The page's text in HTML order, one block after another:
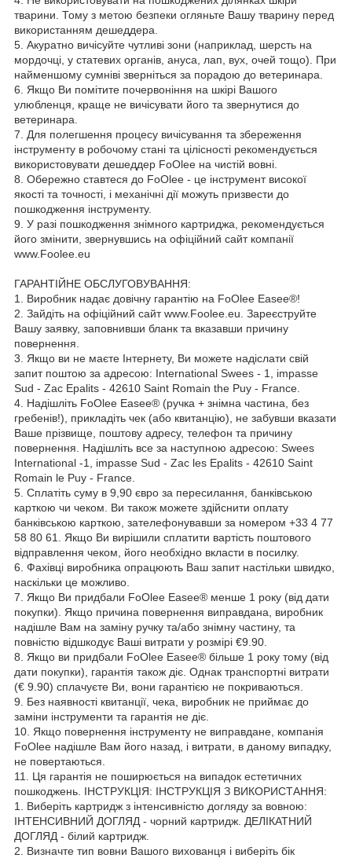
тварини. Тому з метою безпеки огляньте Вашу тварину перед
використанням дешеддера.
5. Акуратно вичісуйте чутливі зони (наприклад, шерсть на
мордочці, у статевих органів, ануса, лап, вух, очей тощо). При
найменшому сумніві зверніться за порадою до ветеринара.
6. Якщо Ви помітите почервоніння на шкірі Вашого
улюбленця, краще не вичісувати його та звернутися до
ветеринара.
7. Для полегшення процесу вичісування та збереження
інструменту в робочому стані та цілісності рекомендується
використовувати дешеддер FoOlee на чистій вовні.
8. Обережно ставтеся до FoOlee - це інструмент високої
якості та точності, і механічні дії можуть призвести до
пошкодження інструменту.
9. У разі пошкодження знімного картриджа, рекомендується
його змінити, звернувшись на офіційний сайт компанії
www.Foolee.eu
ГАРАНТІЙНЕ ОБСЛУГОВУВАННЯ:
1. Виробник надає довічну гарантію на FoOlee Easee®!
2. Зайдіть на офіційний сайт www.Foolee.eu. Зареєструйте
Вашу заявку, заповнивши бланк та вказавши причину
повернення.
3. Якщо ви не маєте Інтернету, Ви можете надіслати свій
запит поштою за адресою: International Swees - 1, impasse
Sud - Zac Epalits - 42610 Saint Romain the Puy - France.
4. Надішліть FoOlee Easee® (ручка + знімна частина, без
гребенів!), прикладіть чек (або квитанцію), не забувши вказати
Ваше прізвище, поштову адресу, телефон та причину
повернення. Надішліть все за наступною адресою: Swees
International -1, impasse Sud - Zac les Epalits - 42610 Saint
Romain le Puy - France.
5. Сплатіть суму в 9,90 євро за пересилання, банківською
карткою чи чеком. Ви також можете здійснити оплату
банківською карткою, зателефонувавши за номером +33 4 77
58 80 61. Якщо Ви вирішили сплатити вартість поштового
відправлення чеком, його необхідно вкласти в посилку.
6. Фахівці виробника опрацюють Ваш запит настільки швидко,
наскільки це можливо.
7. Якщо Ви придбали FoOlee Easee® менше 1 року (від дати
покупки). Якщо причина повернення виправдана, виробник
надішле Вам на заміну ручку та/або знімну частину, та
повністю відшкодує Ваші витрати у розмірі €9.90.
8. Якщо ви придбали FoOlee Easee® більше 1 року тому (від
дати покупки), гарантія також діє. Однак транспортні витрати
(€ 9.90) сплачуєте Ви, вони гарантією не покриваються.
9. Без наявності квитанції, чека, виробник не приймає до
заміни інструменти та гарантія не діє.
10. Якщо повернення інструменту не виправдане, компанія
FoOlee надішле Вам його назад, і витрати, в даному випадку,
не повертаються.
11. Ця гарантія не поширюється на випадок естетичних
пошкоджень. ІНСТРУКЦІЯ: ІНСТРУКЦІЯ З ВИКОРИСТАННЯ:
1. Виберіть картридж з інтенсивністю догляду за вовною:
ІНТЕНСИВНИЙ ДОГЛЯД - чорний картридж. ДЕЛІКАТНИЙ
ДОГЛЯД - білий картридж.
2. Визначте тип вовни Вашого вихованця і виберіть бік